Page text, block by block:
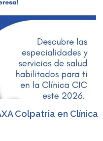
Colpatria en Clínica